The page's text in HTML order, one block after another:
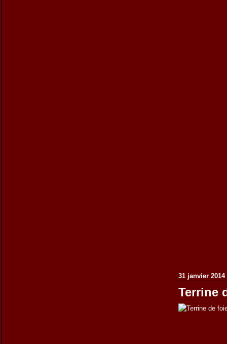
31 janvier 2014
Terrine